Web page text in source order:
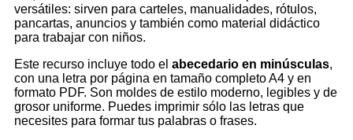
versátiles: sirven para carteles, manualidades, rótulos,
pancartas, anuncios y también como material didáctico
para trabajar con niños.
Este recurso incluye todo el abecedario en minúsculas,
con una letra por página en tamaño completo A4 y en
formato PDF. Son moldes de estilo moderno, legibles y de
grosor uniforme. Puedes imprimir sólo las letras que
necesites para formar tus palabras o frases.